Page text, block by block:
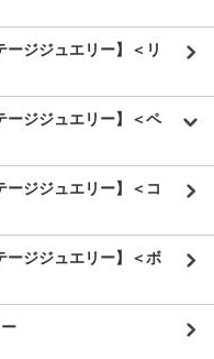
ジジュエリー】＜リ
ージジュエリー】＜ペ
ージジュエリー】＜コ
ージジュエリー】＜ボ